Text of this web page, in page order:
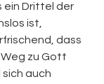
ein Drittel der
ist,
dass
zu Gott
auch